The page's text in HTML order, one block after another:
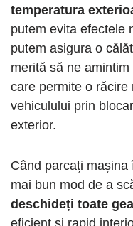
temperatura
putem evita efectele
putem asigura o
merită să ne
care permite o răcire
vehiculului prin
exterior.
Când parcați
mai bun mod de a
deschideți toate
eficient și rapid